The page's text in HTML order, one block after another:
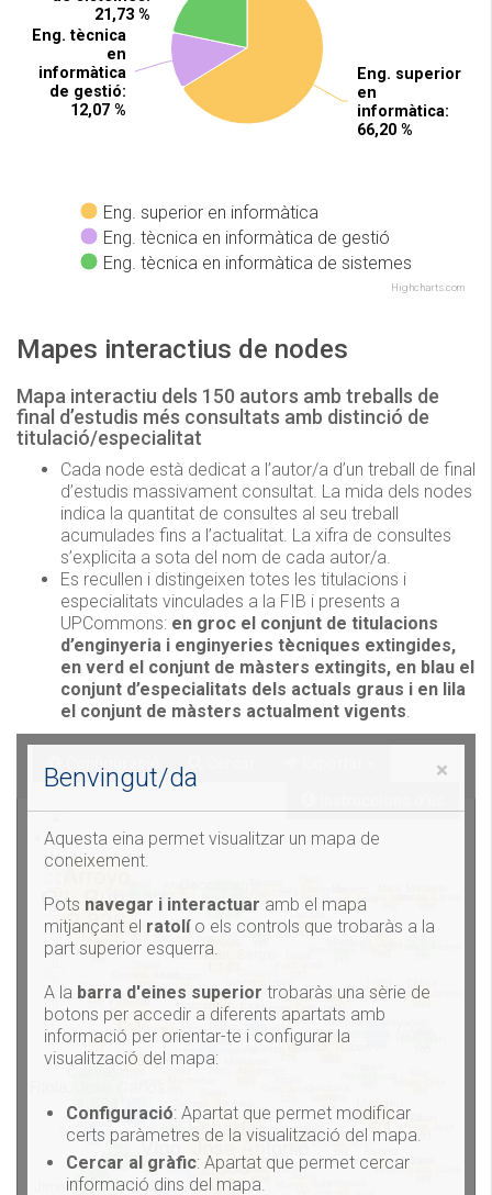
Eng. superior
en
informàtica:
66,20 %
Eng. superior
en
informàtica:
66,20 %
Eng. tècnica
en
informàtica
de gestió:
12,07 %
Eng. tècnica
en
informàtica
de gestió:
12,07 %
21,73 %
21,73 %
Eng. superior en informàtica
Eng. tècnica en informàtica de gestió
Eng. tècnica en informàtica de sistemes
Highcharts.com
Mapes interactius de nodes
Mapa interactiu dels 150 autors amb treballs de
final d’estudis més consultats amb distinció de
titulació/especialitat
Cada node està dedicat a l’autor/a d’un treball de final
d’estudis massivament consultat. La mida dels nodes
indica la quantitat de consultes al seu treball
acumulades fins a l’actualitat. La xifra de consultes
s’explicita a sota del nom de cada autor/a.
Es recullen i distingeixen totes les titulacions i
especialitats vinculades a la FIB i presents a
UPCommons: en groc el conjunt de titulacions
d’enginyeria i enginyeries tècniques extingides,
en verd el conjunt de màsters extingits, en blau el
conjunt d’especialitats dels actuals graus i en lila
el conjunt de màsters actualment vigents.